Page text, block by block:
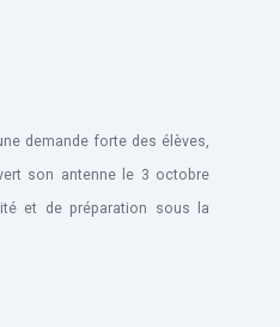
demande forte des élèves,
son antenne le 3 octobre
et de préparation sous la